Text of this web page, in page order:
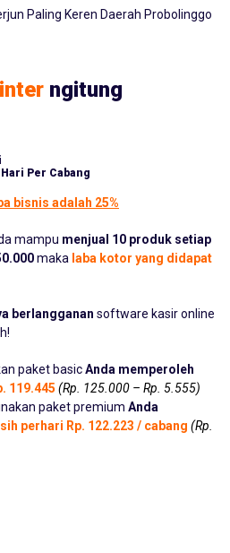
Paling Keren Daerah Probolinggo
ngitung
Hari Per Cabang
bisnis adalah 25%
mampu menjual 10 produk setiap
maka laba kotor yang didapat
berlangganan software kasir online
paket basicAnda memperoleh
119.445 (Rp. 125.000 – Rp. 5.555)
paket premium Anda
perhari Rp. 122.223 / cabang (Rp.